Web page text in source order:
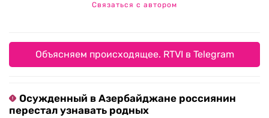
Связаться с автором
Объясняем происходящее. RTVI в Telegram
Осужденный в Азербайджане россиянин
перестал узнавать родных